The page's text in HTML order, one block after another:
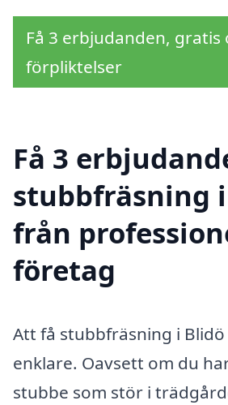
Få 3 erbjudanden, gratis
förpliktelser
Få 3
stubbfräsning
från
företag
Att få stubbfräsning i
enklare. Oavsett om du
stubbe som stör i